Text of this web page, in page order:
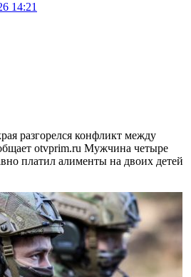
14:21
разгорелся конфликт между
otvprim.ru Мужчина четыре
платил алименты на двоих детей